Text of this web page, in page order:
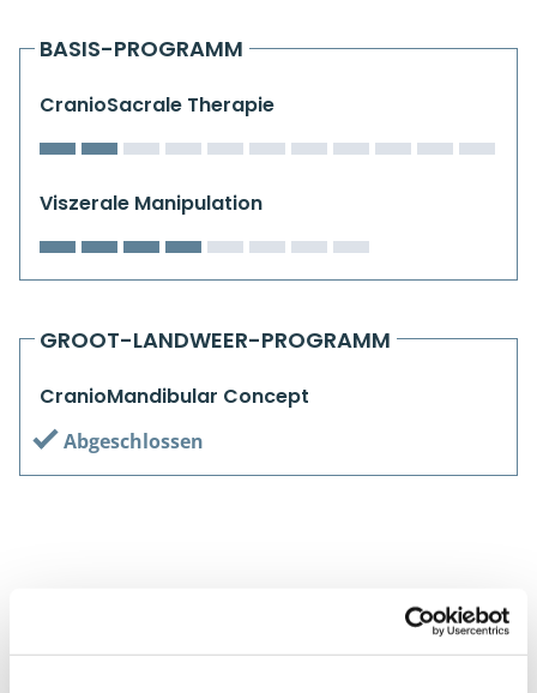
BASIS-PROGRAMM
CranioSacrale Therapie
Viszerale Manipulation
GROOT-LANDWEER-PROGRAMM
CranioMandibular Concept
Abgeschlossen
Kiefergelenkkurse
CranioSacrale Ausbildung
Human Reset Week
Kursorte mit Kursangeboten